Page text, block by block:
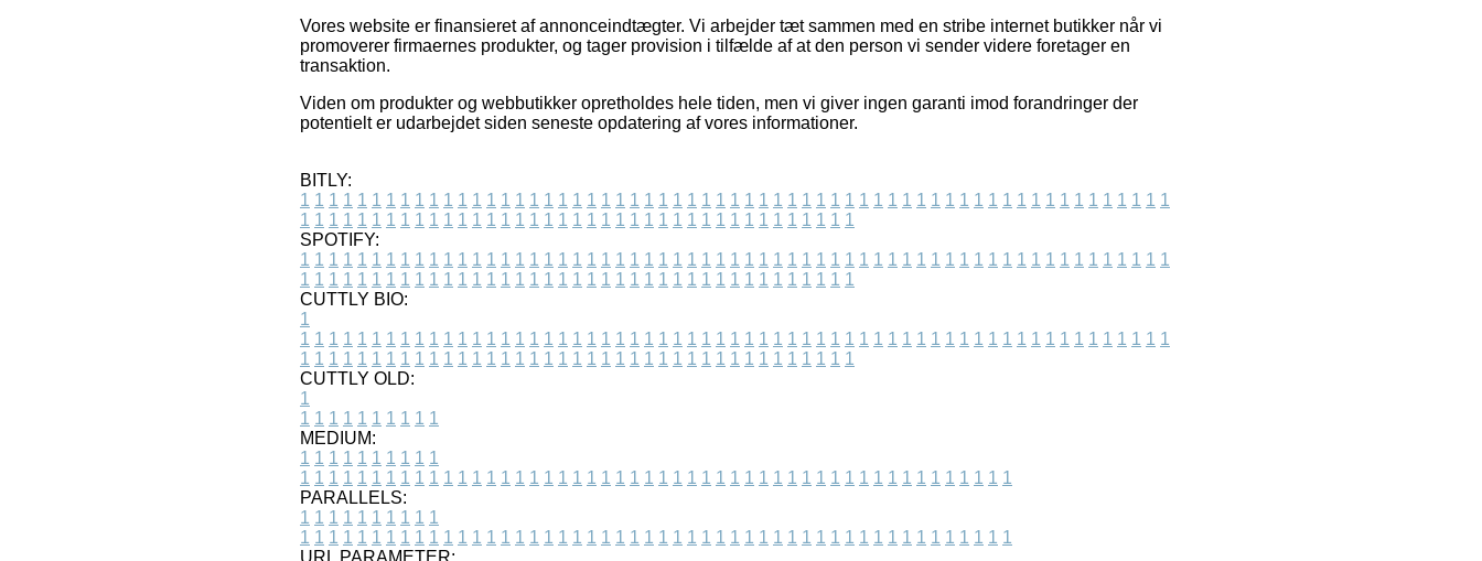
Vores website er finansieret af annonceindtægter. Vi arbejder tæt sammen med en stribe internet butikker når vi
promoverer firmaernes produkter, og tager provision i tilfælde af at den person vi sender videre foretager en
transaktion.
Viden om produkter og webbutikker opretholdes hele tiden, men vi giver ingen garanti imod forandringer der
potentielt er udarbejdet siden seneste opdatering af vores informationer.
BITLY:
1 1 1 1 1 1 1 1 1 1 1 1 1 1 1 1 1 1 1 1 1 1 1 1 1 1 1 1 1 1 1 1 1 1 1 1 1 1 1 1 1 1 1 1 1 1 1 1 1 1 1 1 1 1 1 1 1 1 1 1 1
1 1 1 1 1 1 1 1 1 1 1 1 1 1 1 1 1 1 1 1 1 1 1 1 1 1 1 1 1 1 1 1 1 1 1 1 1 1 1
SPOTIFY:
1 1 1 1 1 1 1 1 1 1 1 1 1 1 1 1 1 1 1 1 1 1 1 1 1 1 1 1 1 1 1 1 1 1 1 1 1 1 1 1 1 1 1 1 1 1 1 1 1 1 1 1 1 1 1 1 1 1 1 1 1
1 1 1 1 1 1 1 1 1 1 1 1 1 1 1 1 1 1 1 1 1 1 1 1 1 1 1 1 1 1 1 1 1 1 1 1 1 1 1
CUTTLY BIO:
1
1 1 1 1 1 1 1 1 1 1 1 1 1 1 1 1 1 1 1 1 1 1 1 1 1 1 1 1 1 1 1 1 1 1 1 1 1 1 1 1 1 1 1 1 1 1 1 1 1 1 1 1 1 1 1 1 1 1 1 1 1
1 1 1 1 1 1 1 1 1 1 1 1 1 1 1 1 1 1 1 1 1 1 1 1 1 1 1 1 1 1 1 1 1 1 1 1 1 1 1
CUTTLY OLD:
1
1 1 1 1 1 1 1 1 1 1
MEDIUM:
1 1 1 1 1 1 1 1 1 1
1 1 1 1 1 1 1 1 1 1 1 1 1 1 1 1 1 1 1 1 1 1 1 1 1 1 1 1 1 1 1 1 1 1 1 1 1 1 1 1 1 1 1 1 1 1 1 1 1 1
PARALLELS:
1 1 1 1 1 1 1 1 1 1
1 1 1 1 1 1 1 1 1 1 1 1 1 1 1 1 1 1 1 1 1 1 1 1 1 1 1 1 1 1 1 1 1 1 1 1 1 1 1 1 1 1 1 1 1 1 1 1 1 1
URL PARAMETER: